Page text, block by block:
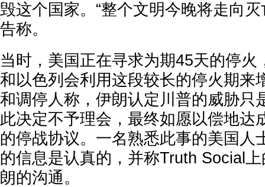
毁这个国家。“整个文明今晚将走向
告称。
当时，美国正在寻求为期45天的停火
和以色列会利用这段较长的停火期来
和调停人称，伊朗认定川普的威胁只
此决定不予理会，最终如愿以偿地达
的停战协议。一名熟悉此事的美国人
的信息是认真的，并称Truth Social
朗的沟通。